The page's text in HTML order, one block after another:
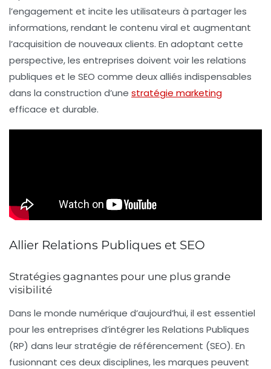
l’engagement et incite les utilisateurs à partager les
informations, rendant le contenu viral et augmentant
l’acquisition de nouveaux clients. En adoptant cette
perspective, les entreprises doivent voir les relations
publiques et le SEO comme deux alliés indispensables
dans la construction d’une stratégie marketing
efficace et durable.
Allier Relations Publiques et SEO
Stratégies gagnantes pour une plus grande
visibilité
Dans le monde numérique d’aujourd’hui, il est essentiel
pour les entreprises d’intégrer les Relations Publiques
(RP) dans leur stratégie de référencement (SEO). En
fusionnant ces deux disciplines, les marques peuvent